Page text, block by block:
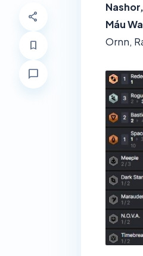
share
bookmark
chat_bubble
Máu
Ornn,